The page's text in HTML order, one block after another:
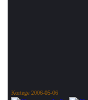
Kortege 2006-05-06